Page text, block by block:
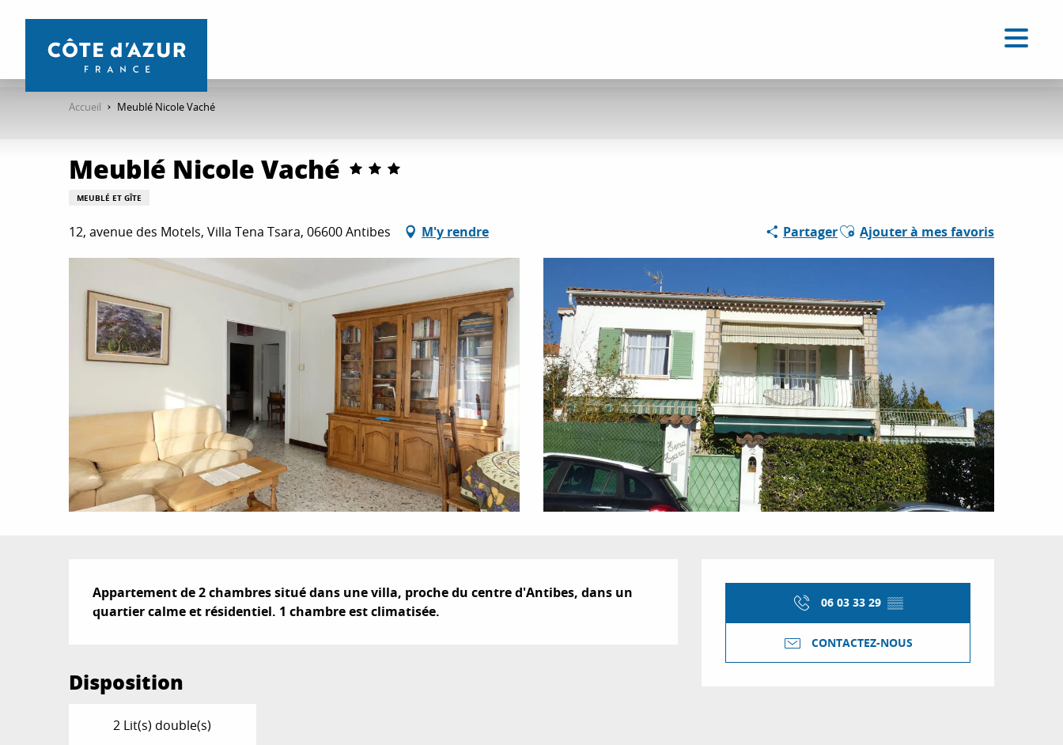
contenu
Accueil Meublé Nicole Vaché
Meublé Nicole Vaché
MEUBLÉ ET GÎTE
12, avenue des Motels, Villa Tena Tsara, 06600 Antibes M'y rendre PartagerAjouter aux favoris
Ajouter à mes favoris
Ouverture et
06 03 33 29 ▒▒
CONTACTEZ-NOUS
Description
Appartement de 2 chambres situé dans une villa, proche du centre d'Antibes, dans un
quartier calme et résidentiel. 1 chambre est climatisée.
Disposition
2 Lit(s) double(s)